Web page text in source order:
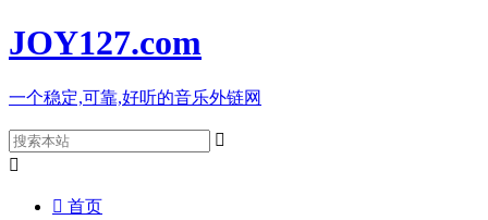
JOY127.com
一个稳定,可靠,好听的音乐外链网


 首页